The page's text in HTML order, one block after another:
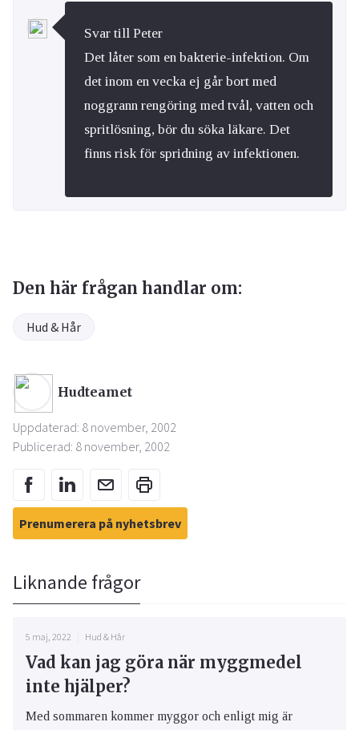
Svar till Peter
Det låter som en bakterie-infektion. Om
det inom en vecka ej går bort med
noggrann rengöring med tvål, vatten och
spritlösning, bör du söka läkare. Det
finns risk för spridning av infektionen.
Den här frågan handlar om:
Hud & Hår
Hudteamet
Uppdaterad: 8 november, 2002
Publicerad: 8 november, 2002
Prenumerera på nyhetsbrev
Liknande frågor
5 maj, 2022 Hud & Hår
Vad kan jag göra när myggmedel
inte hjälper?
Med sommaren kommer myggor och enligt mig är